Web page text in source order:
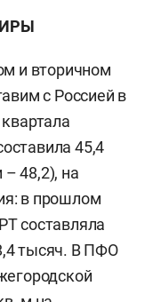
и вторичном
с Россией в
45,4
48,2), на
в прошлом
составляла
тысяч. В ПФО